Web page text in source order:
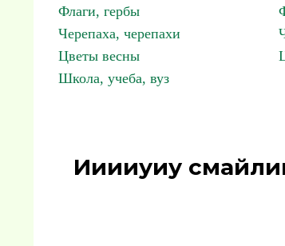
Флаги, гербы
Черепаха, черепахи
Цветы весны
Школа, учеба, вуз
Ииииуиу